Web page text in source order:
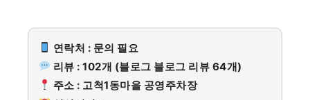
연락처 : 문의 필요
리뷰 : 102개 (블로그 블로그 리뷰 64개)
주소 : 고척1동마을 공영주차장